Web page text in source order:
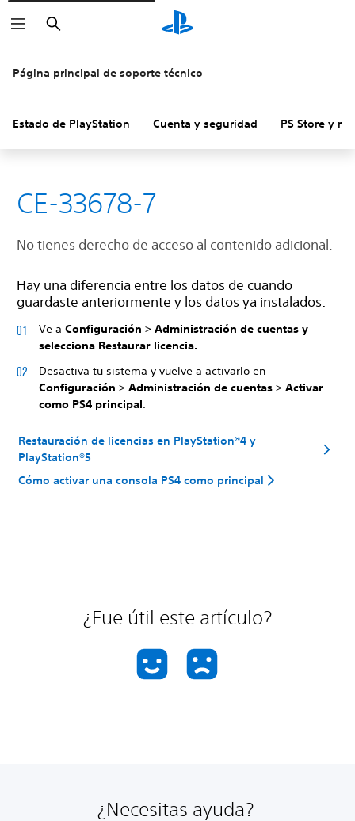
Buscar
Página principal de soporte técnico
Estado de PlayStation Cuenta y seguridad PS Store y
CE-33678-7
No tienes derecho de acceso al contenido adicional.
Hay una diferencia entre los datos de cuando
guardaste anteriormente y los datos ya instalados:
Ve a Configuración > Administración de cuentas y
selecciona Restaurar licencia.
Desactiva tu sistema y vuelve a activarlo en
Configuración > Administración de cuentas > Activar
como PS4 principal
Restauración de licencias en PlayStation®4 y
PlayStation®5
Cómo activar una consola PS4 como principal
¿Fue útil este artículo?
¿Necesitas ayuda?